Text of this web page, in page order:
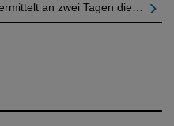
an zwei Tagen die…